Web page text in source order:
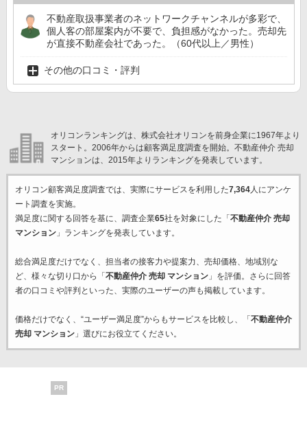
不動産取扱事業者のネットワークチャンネルが多彩で、
個人客の部屋案内が不要で、負担感がなかった。売却先
が直接不動産会社であった。（60代以上／男性）
その他の口コミ・評判
オリコンランキングは、株式会社オリコンを前身企業に1967年より
スタート。2006年からは顧客満足度調査を開始。不動産仲介 売却
マンションは、2015年よりランキングを発表しています。
オリコン顧客満足度調査では、実際にサービスを利用した7,364人にアンケ
ート調査を実施。
満足度に関する回答を基に、調査企業65社を対象にした「 不動産仲介 売却
マンション」ランキングを発表しています。
総合満足度だけでなく、担当者の接客力や提案力、売却価格、地域別な
ど、様々な切り口から「 不動産仲介 売却 マンション」を評価。さらに回答
者の口コミや評判といった、実際のユーザーの声も掲載しています。
価格だけでなく、“ユーザー満足度”からもサービスを比較し、「 不動産仲介
売却 マンション」選びにお役立てください。
PR